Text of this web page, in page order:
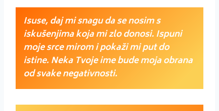
Isuse, daj mi snagu da se nosim s
iskušenjima koja mi zlo donosi. Ispuni
moje srce mirom i pokaži mi put do
istine. Neka Tvoje ime bude moja obrana
od svake negativnosti.